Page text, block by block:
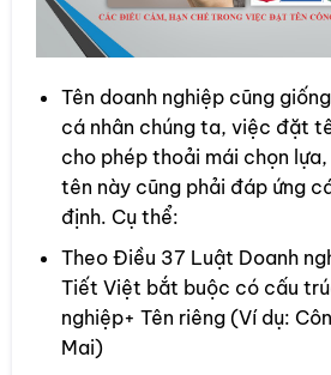
Tên doanh nghiệp cũng
cá nhân chúng ta, việc đặt
cho phép thoải mái chọn
tên này cũng phải đáp ứng
định. Cụ thể:
Theo Điều 37 Luật Doanh
Tiết Việt bắt buộc có cấu
nghiệp+ Tên riêng (Ví dụ:
Mai)